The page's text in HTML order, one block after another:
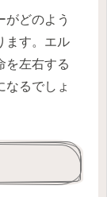
がどのよう
ます。エル
を左右する
なるでしょ